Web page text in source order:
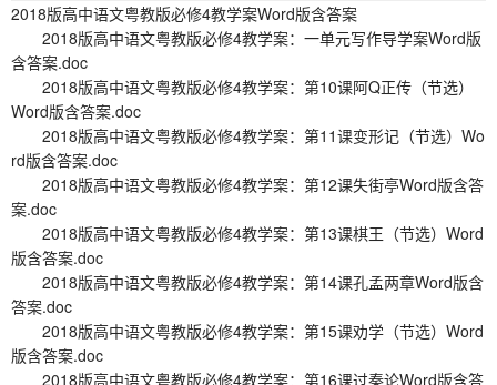
2018版高中语文粤教版必修4教学案Word版含答案
2018版高中语文粤教版必修4教学案：一单元写作导学案Word版
含答案.doc
2018版高中语文粤教版必修4教学案：第10课阿Q正传（节选）
Word版含答案.doc
2018版高中语文粤教版必修4教学案：第11课变形记（节选）Wo
rd版含答案.doc
2018版高中语文粤教版必修4教学案：第12课失街亭Word版含答
案.doc
2018版高中语文粤教版必修4教学案：第13课棋王（节选）Word
版含答案.doc
2018版高中语文粤教版必修4教学案：第14课孔孟两章Word版含
答案.doc
2018版高中语文粤教版必修4教学案：第15课劝学（节选）Word
版含答案.doc
2018版高中语文粤教版必修4教学案：第16课过秦论Word版含答